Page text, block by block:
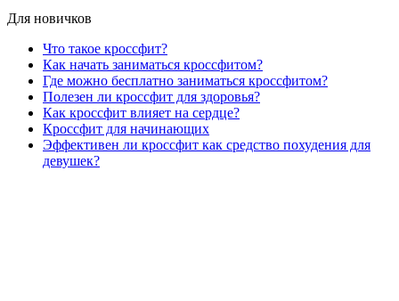
Для новичков
Что такое кроссфит?
Как начать заниматься кроссфитом?
Где можно бесплатно заниматься кроссфитом?
Полезен ли кроссфит для здоровья?
Как кроссфит влияет на сердце?
Кроссфит для начинающих
Эффективен ли кроссфит как средство похудения для
девушек?